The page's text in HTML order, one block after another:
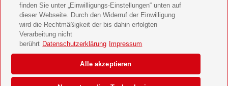
GEO Geschenkabo verschenken
Datenschutz & Cookies
Einwilligungs-Einstellungen
Barrierefreiheit
finden Sie unter „Einwilligungs-Einstellungen“ unten auf
dieser Webseite. Durch den Widerruf der Einwilligung
wird die Rechtmäßigkeit der bis dahin erfolgten
Verarbeitung nicht
berührt Datenschutzerklärung Impressum
Alle akzeptieren